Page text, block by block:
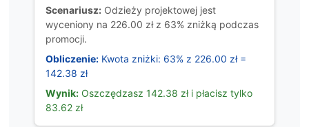
Scenariusz: Odzieży projektowej jest
wyceniony na 226.00 zł z 63% zniżką podczas
promocji.
Obliczenie: Kwota zniżki: 63% z 226.00 zł =
142.38 zł
Wynik: Oszczędzasz 142.38 zł i płacisz tylko
83.62 zł